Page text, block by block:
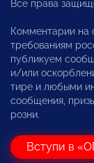
Все права
Комментарии на
требованиям
публикуем
и/или
тире и любыми
сообщения,
розни.
Вступи в